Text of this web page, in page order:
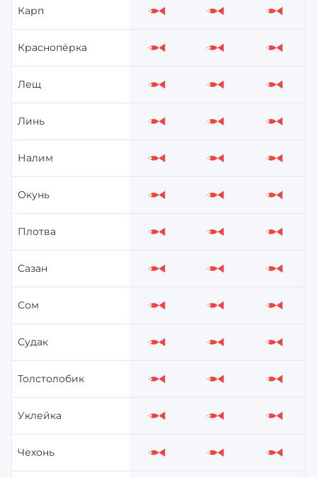
Карп Слабо Слабо Слабо
Краснопёрка Слабо Слабо Слабо
Лещ Слабо Слабо Слабо
Линь Слабо Слабо Слабо
Налим Слабо Слабо Слабо
Окунь Слабо Слабо Слабо
Плотва Слабо Слабо Слабо
Сазан Слабо Слабо Слабо
Сом Слабо Слабо Слабо
Судак Слабо Слабо Слабо
Толстолобик Слабо Слабо Слабо
Уклейка Слабо Слабо Слабо
Чехонь Слабо Слабо Слабо